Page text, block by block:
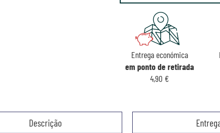
Entrega económica
em ponto de retirada
4,90 €
Descrição